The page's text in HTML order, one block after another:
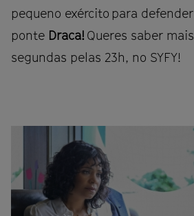
pequeno exército para
ponte Draca! Queres saber
segundas pelas 23h, no SYFY!